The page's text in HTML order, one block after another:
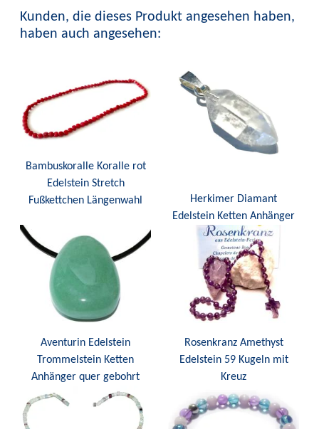
Kunden, die dieses Produkt angesehen haben,
haben auch angesehen:
Bambuskoralle Koralle rot
Edelstein Stretch
Fußkettchen Längenwahl
Herkimer Diamant
Edelstein Ketten Anhänger
Aventurin Edelstein
Trommelstein Ketten
Anhänger quer gebohrt
Rosenkranz Amethyst
Edelstein 59 Kugeln mit
Kreuz